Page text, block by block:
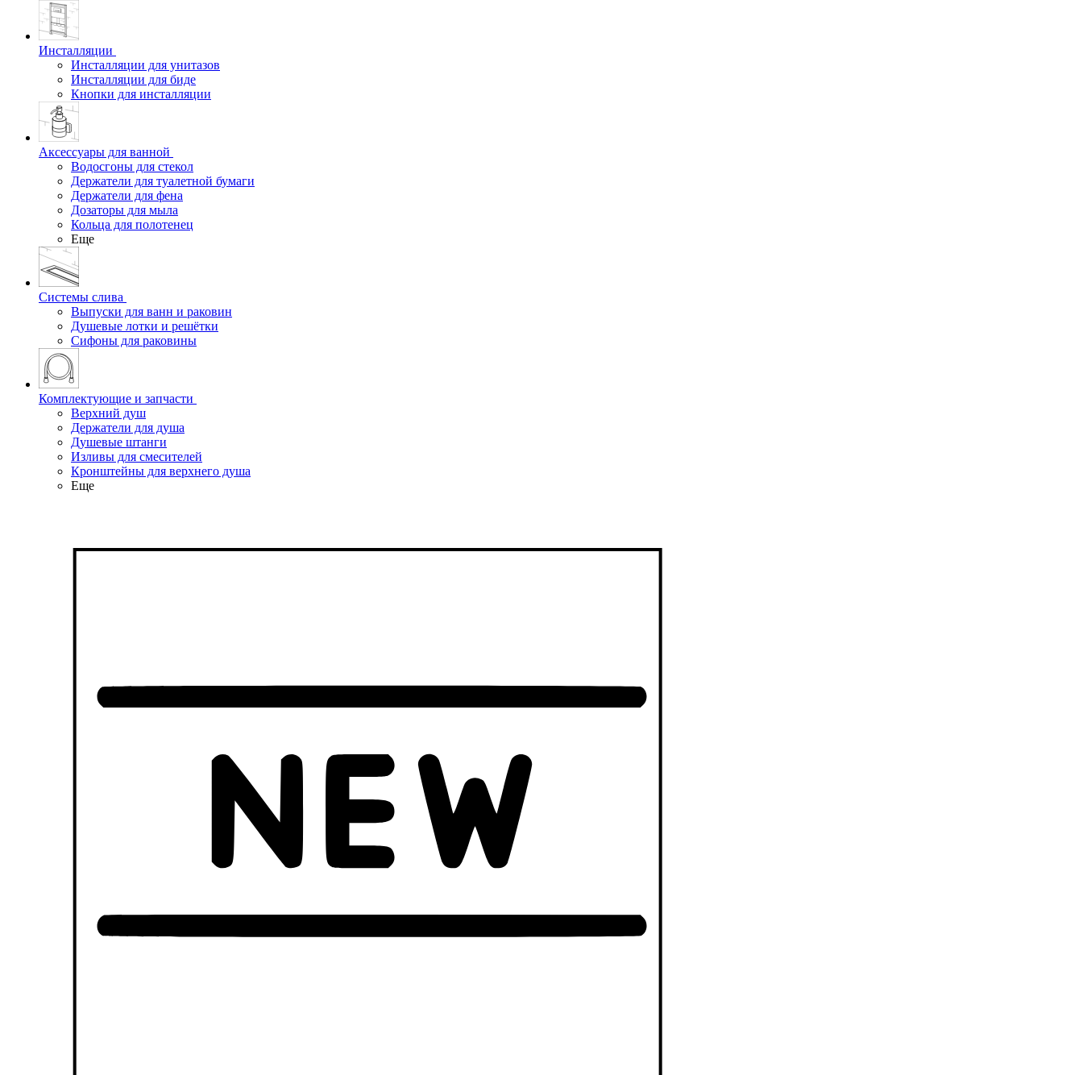
Инсталляции
Инсталляции для унитазов
Инсталляции для биде
Кнопки для инсталляции
Аксессуары для ванной
Водосгоны для стекол
Держатели для туалетной бумаги
Держатели для фена
Дозаторы для мыла
Кольца для полотенец
Еще
Системы слива
Выпуски для ванн и раковин
Душевые лотки и решётки
Сифоны для раковины
Комплектующие и запчасти
Верхний душ
Держатели для душа
Душевые штанги
Изливы для смесителей
Кронштейны для верхнего душа
Еще